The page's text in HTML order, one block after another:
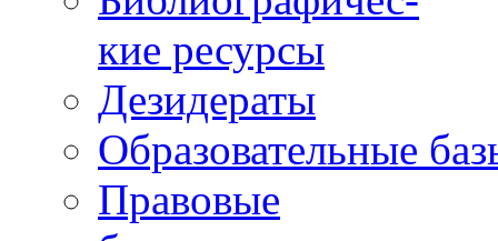
кие ресурсы
Дезидераты
Образовательные
Правовые